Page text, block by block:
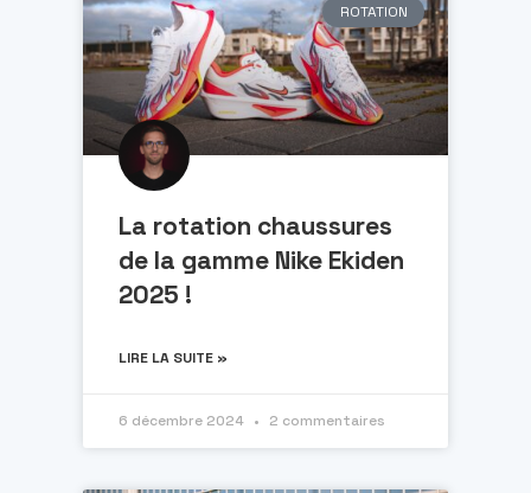
ROTATION
La rotation chaussures
de la gamme Nike Ekiden
2025 !
LIRE LA SUITE »
6 décembre 2024 2 commentaires